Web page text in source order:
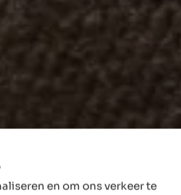
ENGLISH
en om ons verkeer te